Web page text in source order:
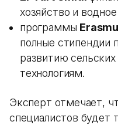
хозяйство и
программы
полные стипендии
развитию
технологиям.
Эксперт отмечает,
специалистов будет